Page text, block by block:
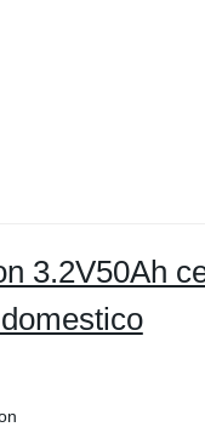
3.2V50Ah